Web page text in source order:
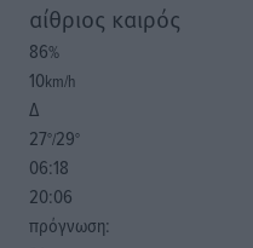
αίθριος καιρός
86%
10km/h
Δ
27°/29°
06:18
20:06
πρόγνωση: